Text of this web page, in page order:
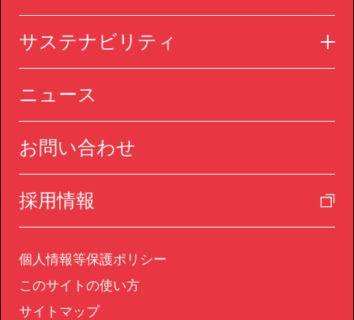
サステナビリティ
ニュース
お問い合わせ
採用情報
個人情報等保護ポリシー
このサイトの使い方
サイトマップ